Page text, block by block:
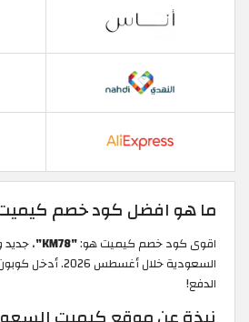
ما هو افضل كود خصم
اقوى كود خصم كيميت هو:"KM78"
،
الدفع!